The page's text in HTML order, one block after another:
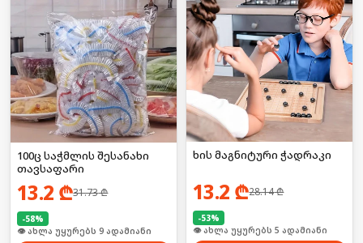
100ც საჭმლის შესანახი
თავსაფარი
13.2 ₾31.73₾
-58%
🛒 ბოლო 24სთ-ში იყიდა 16-მა
ხის მაგნიტური ჭადრაკი
13.2 ₾28.14₾
-53%
🛒 ბოლო 24სთ-ში იყიდა 53-მა